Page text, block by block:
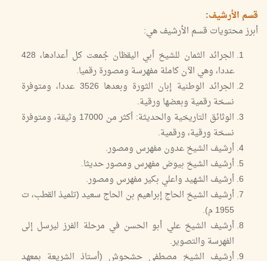
قسم الأرشيف:
أبرز محتويات قسم الأرشيف هي:
الجرائد الثمان للشيخ أبي اليقظان جُمعت كل أعدادها، 428
عددا، وهي الآن كاملة مفهرسة ومصورة رقميا.
الجرائد الوطنية إبان الثورة وبعدها 3526 عددا، ومتوفرة
نسخة رقمية وبعضها ورقية.
الوثائق التاريخية والحديثة: أكثر من 17000 وثيقة، ومتوفرة
نسخة ورقية، ورقمية.
أرشيف الشيخ عدون مفهرس ومصور.
أرشيف الشيخ بيوض مفهرس ومصور حديثا.
أرشيف الشهيد واعلي بكير مفهرس ومصور.
أرشيف الشيخ الحاج إبراهيم بن الحاج سعيد (تلميذ القطب، ت
1955 م).
أرشيف الشيخ علي أبو الحسن في مرحلة الفرز ليرسل إلى
الفهرسة والتصوير.
أرشيف الشيخ مصطفى حشحوش (أستاذ الشريعة بمعهد